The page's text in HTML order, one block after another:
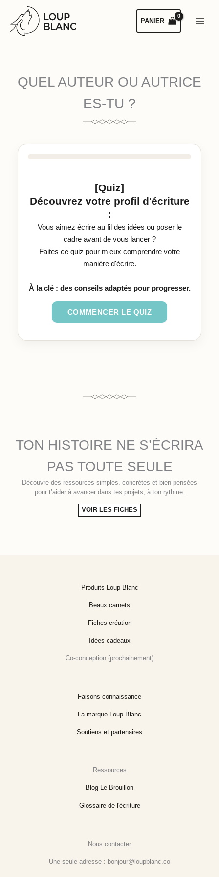
contenu
PANIER
QUEL AUTEUR OU AUTRICE
ES-TU ?
[Quiz]
Découvrez votre profil d'écriture
:
Vous aimez écrire au fil des idées ou poser le
cadre avant de vous lancer ?
Faites ce quiz pour mieux comprendre votre
manière d'écrire.
À la clé : des conseils adaptés pour progresser.
COMMENCER LE QUIZ
TON HISTOIRE NE S’ÉCRIRA
PAS TOUTE SEULE
Découvre des ressources simples, concrètes et bien pensées
pour t’aider à avancer dans tes projets, à ton rythme.
VOIR LES FICHES
Produits Loup Blanc
Beaux carnets
Fiches création
Idées cadeaux
Co-conception (prochainement)
Faisons connaissance
La marque Loup Blanc
Soutiens et partenaires
Ressources
Blog Le Brouillon
Glossaire de l'écriture
Nous contacter
Une seule adresse : bonjour@loupblanc.co